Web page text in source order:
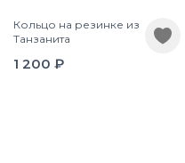
Кольцо на резинке из
Танзанита
1 200 ₽